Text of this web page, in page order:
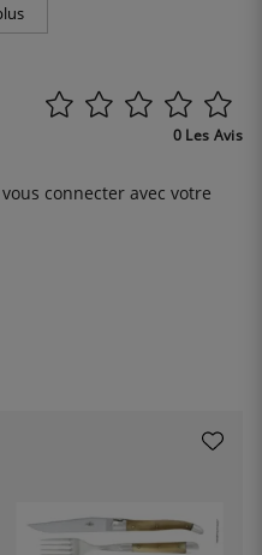
0 Les Avis
vous connecter avec votre